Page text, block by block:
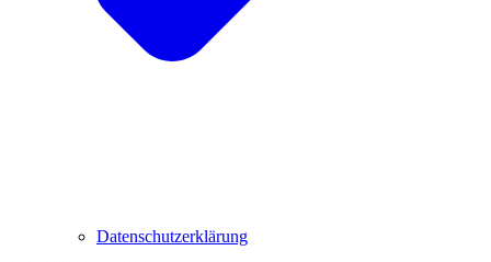
Datenschutzerklärung